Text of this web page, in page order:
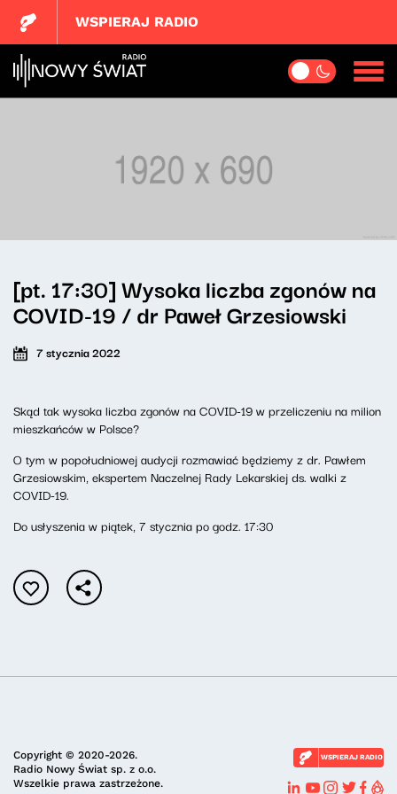
WSPIERAJ RADIO
[pt. 17:30] Wysoka liczba zgonów na
COVID-19 / dr Paweł Grzesiowski
7 stycznia 2022
Skąd tak wysoka liczba zgonów na COVID-19 w przeliczeniu na milion
mieszkańców w Polsce?
O tym w popołudniowej audycji rozmawiać będziemy z dr. Pawłem
Grzesiowskim, ekspertem Naczelnej Rady Lekarskiej ds. walki z
COVID-19.
Do usłyszenia w piątek, 7 stycznia po godz. 17:30
Copyright © 2020-2026.
Radio Nowy Świat sp. z o.o.
Wszelkie prawa zastrzeżone.
WSPIERAJ RADIO